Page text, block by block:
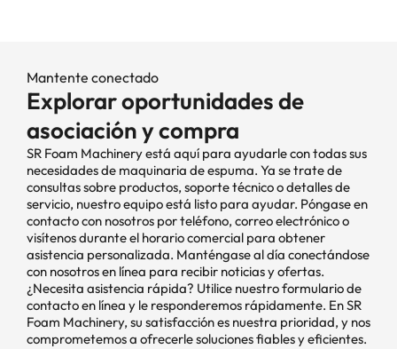
Mantente conectado
Explorar oportunidades de
asociación y compra
SR Foam Machinery está aquí para ayudarle con todas sus
necesidades de maquinaria de espuma. Ya se trate de
consultas sobre productos, soporte técnico o detalles de
servicio, nuestro equipo está listo para ayudar. Póngase en
contacto con nosotros por teléfono, correo electrónico o
visítenos durante el horario comercial para obtener
asistencia personalizada. Manténgase al día conectándose
con nosotros en línea para recibir noticias y ofertas.
¿Necesita asistencia rápida? Utilice nuestro formulario de
contacto en línea y le responderemos rápidamente. En SR
Foam Machinery, su satisfacción es nuestra prioridad, y nos
comprometemos a ofrecerle soluciones fiables y eficientes.